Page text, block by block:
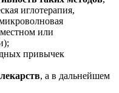
иглотерапия,
или
привычек
, а в дальнейшем